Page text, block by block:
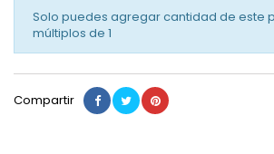
Solo puedes agregar cantidad de este
múltiplos de 1
Compartir